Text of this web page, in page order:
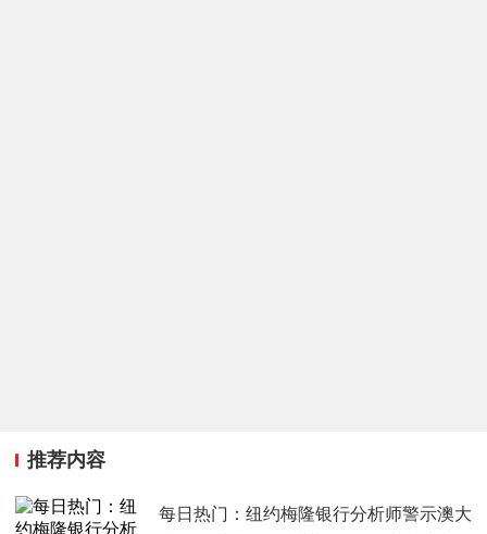
推荐内容
每日热门：纽约梅隆银行分析师警示澳大